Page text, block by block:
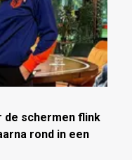
de schermen flink
rond in een